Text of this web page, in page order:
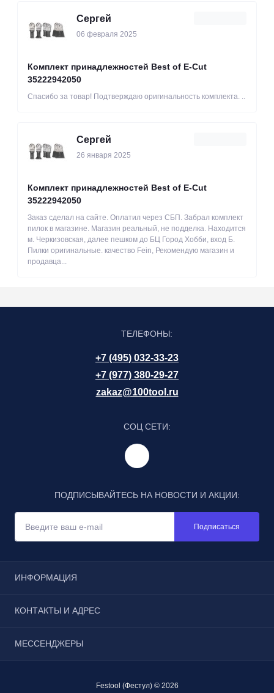
Сергей
06 февраля 2025
Комплект принадлежностей Best of E-Cut
35222942050
Спасибо за товар! Подтверждаю оригинальность комплекта. ..
Сергей
26 января 2025
Комплект принадлежностей Best of E-Cut
35222942050
Заказ сделал на сайте. Оплатил через СБП. Забрал комплект
пилок в магазине. Магазин реальный, не подделка. Находится
м. Черкизовская, далее пешком до БЦ Город Хобби, вход Б.
Пилки оригинальные. качество Fein, Рекомендую магазин и
продавца...
ТЕЛЕФОНЫ:
+7 (495) 032-33-23
+7 (977) 380-29-27
zakaz@100tool.ru
СОЦ СЕТИ:
ПОДПИСЫВАЙТЕСЬ НА НОВОСТИ И АКЦИИ:
Подписаться
ИНФОРМАЦИЯ
Реквизиты
Каталог
КОНТАКТЫ И АДРЕС
185
МЕССЕНДЖЕРЫ
Festool (Фестул) © 2026